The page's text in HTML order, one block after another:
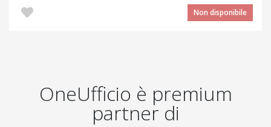
Non disponibile
OneUfficio è premium
partner di